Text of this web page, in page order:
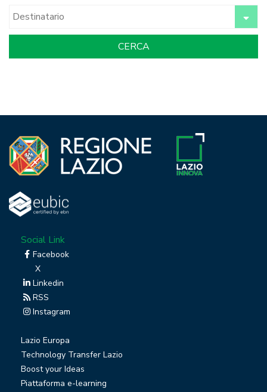
Social Link
Facebook
X
Linkedin
RSS
Instagram
Lazio Europa
Technology Transfer Lazio
Boost your Ideas
Piattaforma e-learning